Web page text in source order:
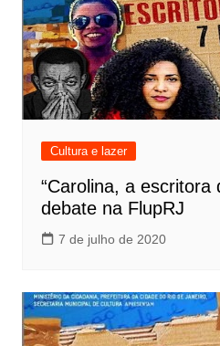
Cultura e lazer
“Carolina, a escritora
debate na FlupRJ
7 de julho de 2020